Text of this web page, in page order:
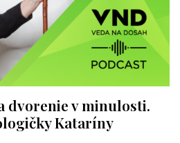
dvorenie v minulosti.
Kataríny